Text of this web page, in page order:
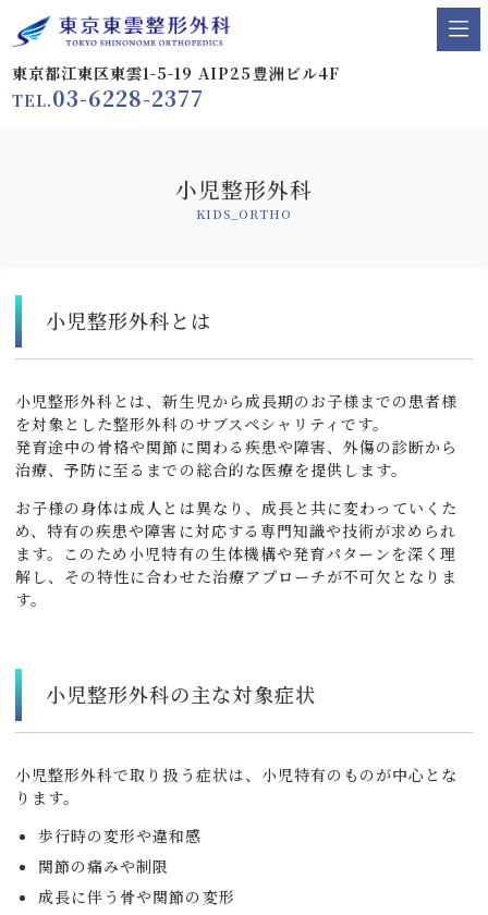
東京都江東区東雲1-5-19 AIP25豊洲ビル4F
TEL.03-6228-2377
小児整形外科
KIDS_ORTHO
小児整形外科とは
小児整形外科とは、新生児から成長期のお子様までの患者様
を対象とした整形外科のサブスペシャリティです。
発育途中の骨格や関節に関わる疾患や障害、外傷の診断から
治療、予防に至るまでの総合的な医療を提供します。
お子様の身体は成人とは異なり、成長と共に変わっていくた
め、特有の疾患や障害に対応する専門知識や技術が求められ
ます。このため小児特有の生体機構や発育パターンを深く理
解し、その特性に合わせた治療アプローチが不可欠となりま
す。
小児整形外科の主な対象症状
小児整形外科で取り扱う症状は、小児特有のものが中心とな
ります。
歩行時の変形や違和感
関節の痛みや制限
成長に伴う骨や関節の変形